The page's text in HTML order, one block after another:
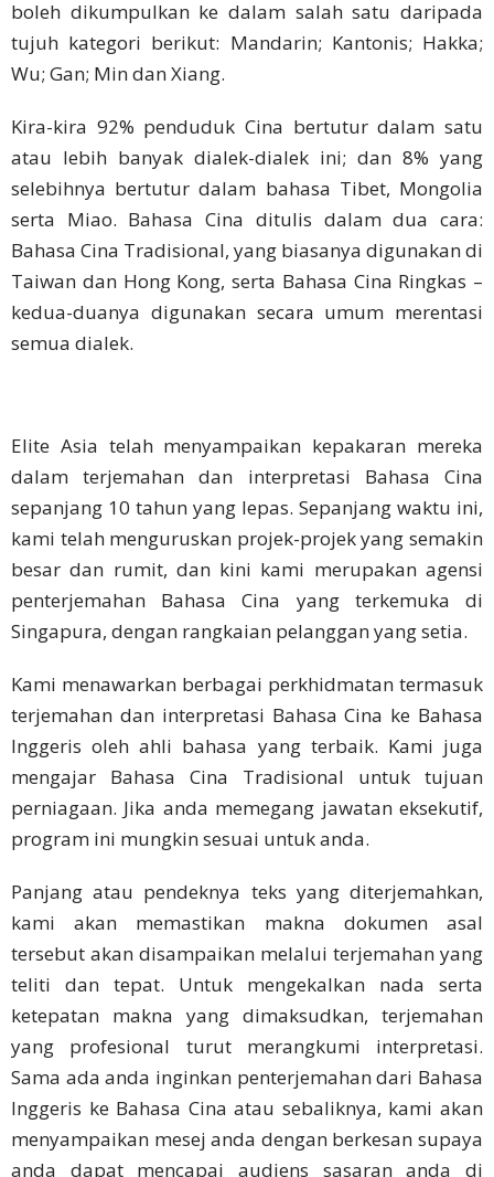
tidak diketahui dengan tepat, tetapi kebanyakannya
boleh dikumpulkan ke dalam salah satu daripada
Wu; Gan; Min dan Xiang.
Kira-kira 92% penduduk Cina bertutur dalam satu
atau lebih banyak dialek-dialek ini; dan 8% yang
selebihnya bertutur dalam bahasa Tibet, Mongolia
serta Miao. Bahasa Cina ditulis dalam dua cara:
Bahasa Cina Tradisional, yang biasanya digunakan di
Taiwan dan Hong Kong, serta Bahasa Cina Ringkas –
Elite Asia telah menyampaikan kepakaran mereka
dalam terjemahan dan interpretasi Bahasa Cina
sepanjang 10 tahun yang lepas. Sepanjang waktu ini,
kami telah menguruskan projek-projek yang semakin
besar dan rumit, dan kini kami merupakan agensi
Singapura, dengan rangkaian pelanggan yang setia.
Kami menawarkan berbagai perkhidmatan termasuk
terjemahan dan interpretasi Bahasa Cina ke Bahasa
Inggeris oleh ahli bahasa yang terbaik. Kami juga
mengajar Bahasa Cina Tradisional untuk tujuan
program ini mungkin sesuai untuk anda.
Panjang atau pendeknya teks yang diterjemahkan,
kami akan memastikan makna dokumen asal
tersebut akan disampaikan melalui terjemahan yang
teliti dan tepat. Untuk mengekalkan nada serta
ketepatan makna yang dimaksudkan, terjemahan
yang profesional turut merangkumi interpretasi.
Sama ada anda inginkan penterjemahan dari Bahasa
Inggeris ke Bahasa Cina atau sebaliknya, kami akan
Tradisional
Bahasa
Bahasa
Indonesia
Bahasa
Bahasa
Melayu
Bahasa
Tamil
Penyelesaian
Pelancongan
Insurans
FinTech
Kajian
Kes
Pelanggan
Pendapat
Tentang
Perkhidmatan